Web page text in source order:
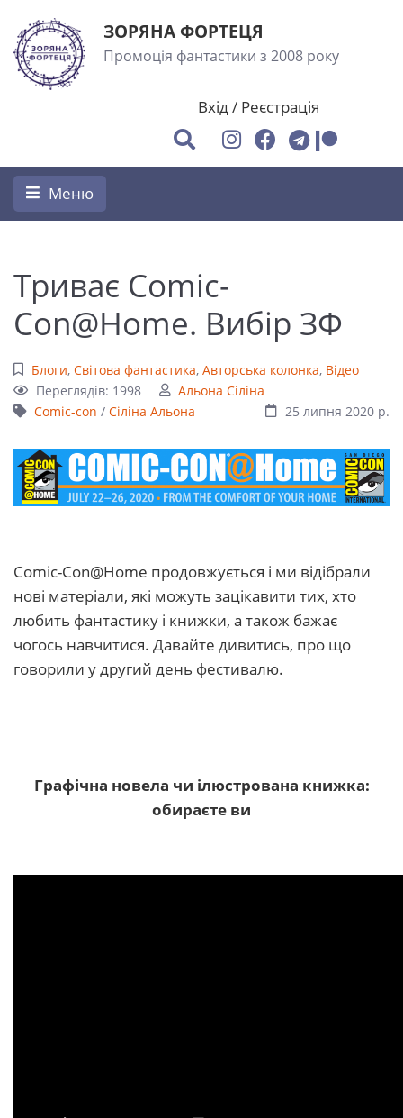
ЗОРЯНА ФОРТЕЦЯ
Промоція фантастики з 2008 року
Вхід/ Реєстрація
Меню
Триває Сomic-
Con@Home. Вибір ЗФ
Блоги, Світова фантастика, Авторська колонка, Відео
Переглядів: 1998
Альона Сіліна
25 липня 2020 р.
Comic-con / Сіліна Альона
Сomic-Con@Home продовжується і ми відібрали
нові матеріали, які можуть зацікавити тих, хто
любить фантастику і книжки, а також бажає
чогось навчитися. Давайте дивитись, про що
говорили у другий день фестивалю.
Графічна новела чи ілюстрована книжка:
обираєте ви